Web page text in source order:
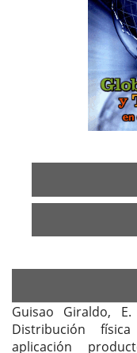
Guisao Giraldo,
Distribución
aplicación